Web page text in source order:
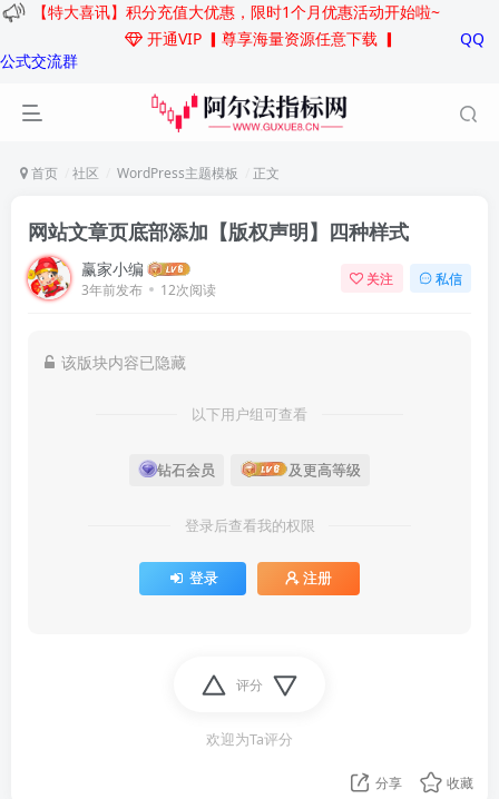
【特大喜讯】积分充值大优惠，限时1个月优惠活动开始啦~
开通VIP ▎尊享海量资源任意下载 ▎
QQ
公式交流群
首页 社区 WordPress主题模板 正文
网站文章页底部添加【版权声明】四种样式
赢家小编
3年前发布 12次阅读
关注 私信
该版块内容已隐藏
以下用户组可查看
钻石会员 及更高等级
登录后查看我的权限
登录 注册
评分
欢迎为Ta评分
分享 收藏